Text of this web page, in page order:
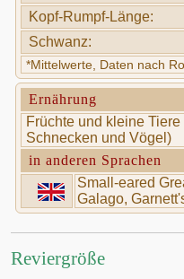
Kopf-Rumpf-Länge:
Schwanz:
*Mittelwerte, Daten nach
Ernährung
Früchte und kleine
Schnecken und Vögel)
in anderen Sprachen
Small-eared
Galago,
Reviergröße